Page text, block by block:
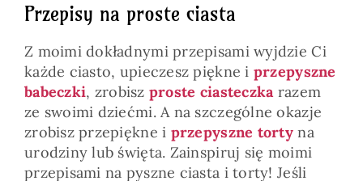
Przepisy na proste ciasta
Z moimi dokładnymi przepisami wyjdzie Ci
każde ciasto, upieczesz piękne i przepyszne
babeczki, zrobisz proste ciasteczkarazem
ze swoimi dziećmi. A na szczególne okazje
zrobisz przepiękne i przepyszne tortyna
urodziny lub święta. Zainspiruj się moimi
przepisami na pyszne ciasta i torty! Jeśli